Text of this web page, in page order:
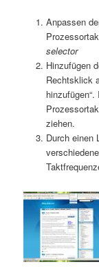
Anpassen
selector
Hinzufügen
Rechtsklick
ziehen.
Durch einen